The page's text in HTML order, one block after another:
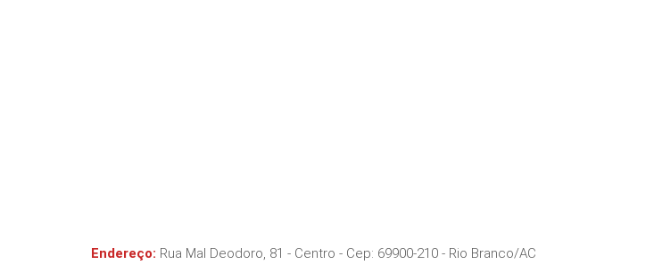
Endereço: Rua Mal Deodoro, 81 - Centro - Cep: 69900-210 - Rio Branco/AC